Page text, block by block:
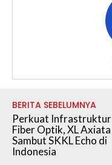
BERITA SEBELUMNYA
Perkuat Infrastruktur
Fiber Optik, XL Axiata
Sambut SKKL Echo di
Indonesia